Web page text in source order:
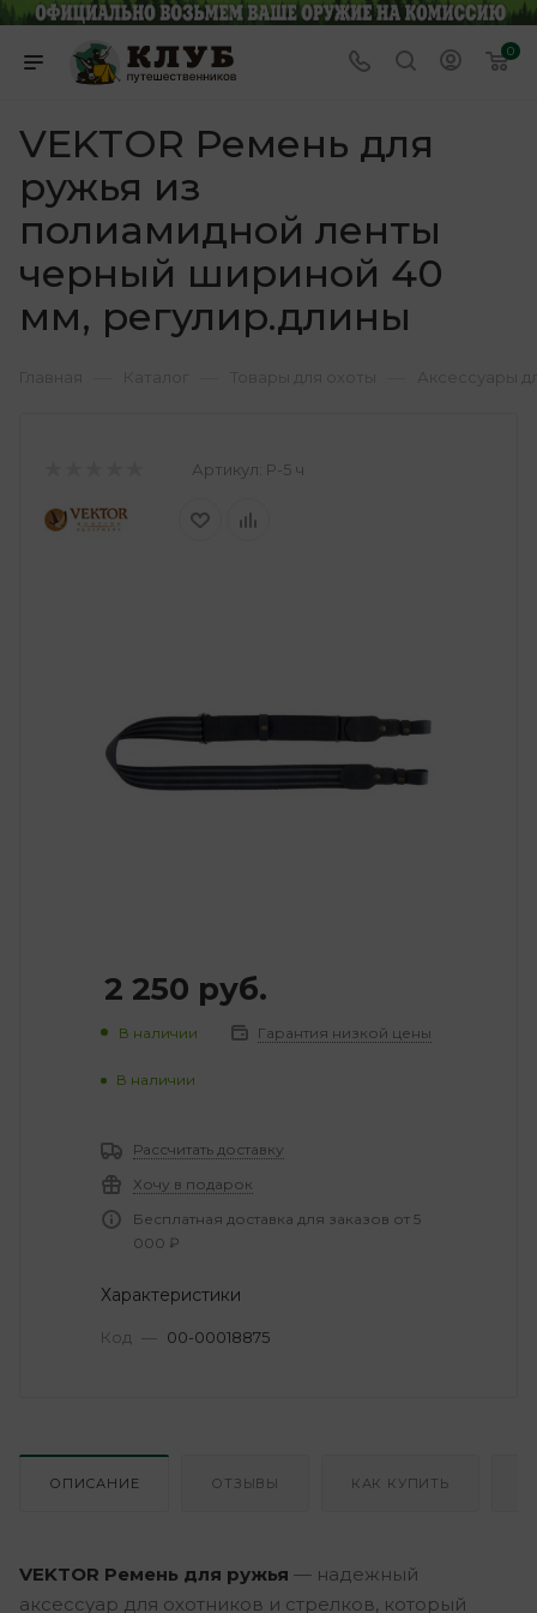
0
VEKTOR Ремень для
ружья из
полиамидной ленты
черный шириной 40
мм, регулир.длины
Артикул: Р-5 ч
2 250 руб.
В наличии Гарантия низкой цены
В наличии
Рассчитать доставку
Хочу в подарок
Бесплатная доставка для заказов от 5
000 ₽
Характеристики
Код — 00-00018875
ОПИСАНИЕ ОТЗЫВЫ КАК КУПИТЬ
VEKTOR Ремень для ружья — надежный
аксессуар для охотников и стрелков, который